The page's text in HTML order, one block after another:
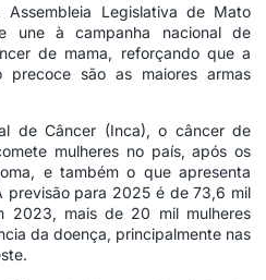
Legislativa de Mato
une à campanha nacional de
de mama, reforçando que a
precoce são as maiores armas
de Câncer (Inca), o câncer de
mulheres no país, após os
e também o que apresenta
previsão para 2025 é de 73,6 mil
2023, mais de 20 mil mulheres
da doença, principalmente nas